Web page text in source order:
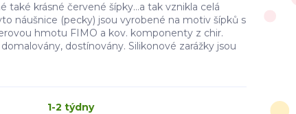
také krásné červené šípky...a tak vznikla celá
náušnice (pecky) jsou vyrobené na motiv šípků s
hmotu FIMO a kov. komponenty z chir.
dostínovány. Silikonové zarážky jsou
1-2 týdny